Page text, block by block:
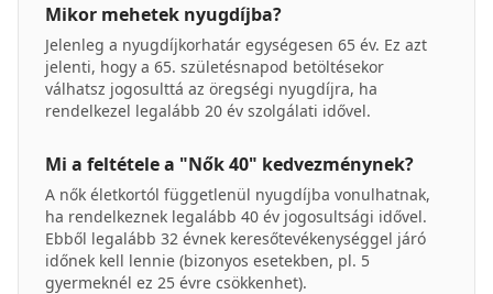
Mikor mehetek nyugdíjba?
Jelenleg a nyugdíjkorhatár egységesen 65 év. Ez azt
jelenti, hogy a 65. születésnapod betöltésekor
válhatsz jogosulttá az öregségi nyugdíjra, ha
rendelkezel legalább 20 év szolgálati idővel.
Mi a feltétele a "Nők 40" kedvezménynek?
A nők életkortól függetlenül nyugdíjba vonulhatnak,
ha rendelkeznek legalább 40 év jogosultsági idővel.
Ebből legalább 32 évnek keresőtevékenységgel járó
időnek kell lennie (bizonyos esetekben, pl. 5
gyermeknél ez 25 évre csökkenhet).